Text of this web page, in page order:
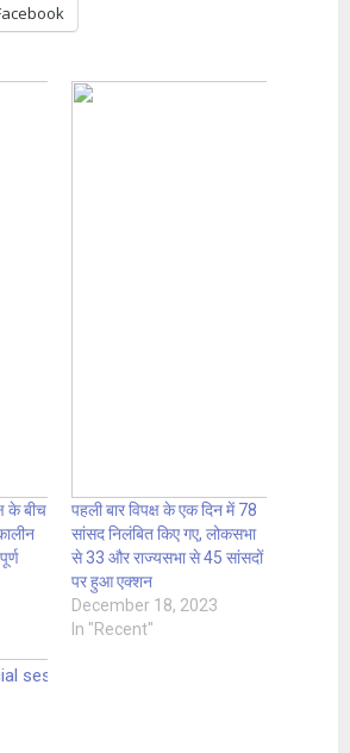
के बीच
पहली बार विपक्ष के एक दिन में 78
सांसद निलंबित किए गए, लोकसभा
से 33 और राज्यसभा से 45 सांसदों
पर हुआ एक्शन
December 18, 2023
In "Recent"